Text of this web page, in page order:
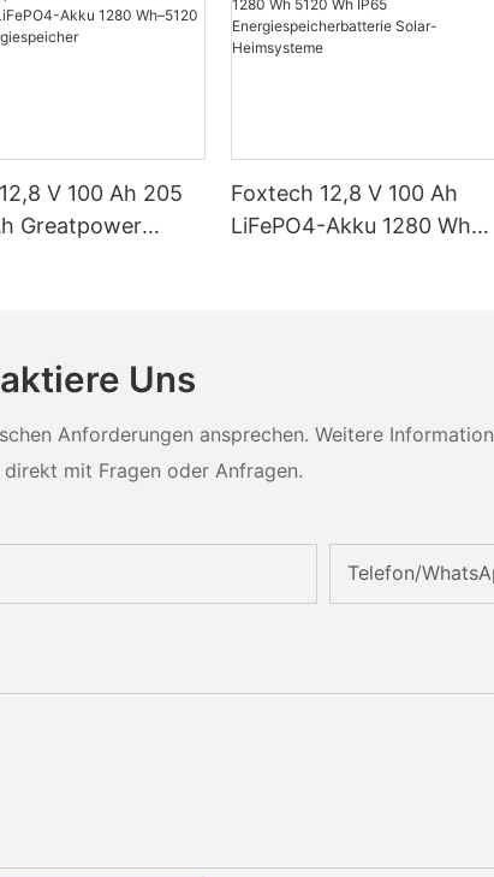
V 100 Ah 205
Greatpower
Foxtech 12,8 V 100 Ah
LiFePO4-Akku 1280 Wh
Uns
Anforderungen ansprechen. Weitere
mit Fragen oder Anfragen.
Telefon/